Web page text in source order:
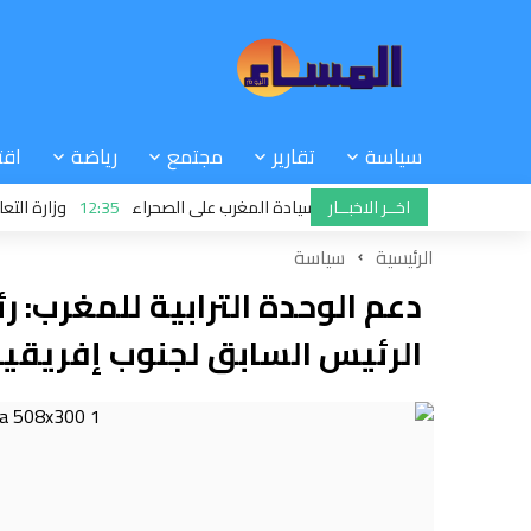
سياسة تقارير مجتمع رياضة
اخــر الاخبــار
في موقفها وتعترف بسيادة المغرب على الصحراء 12:35 وزارة التعليم:
يدعو إسبانيا إلى مغادرة مونديال 2030
الرئيسية سياسة
دعم الوحدة الترابية
الرئيس السابق لجنوب